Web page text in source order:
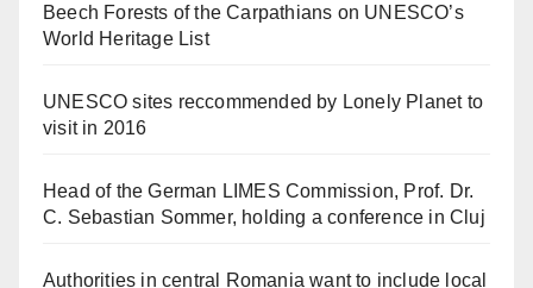
Beech Forests of the Carpathians on UNESCO’s
World Heritage List
UNESCO sites reccommended by Lonely Planet to
visit in 2016
Head of the German LIMES Commission, Prof. Dr.
C. Sebastian Sommer, holding a conference in Cluj
Authorities in central Romania want to include local